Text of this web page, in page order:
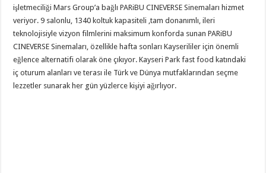
işletmeciliği Mars Group’a bağlı PARiBU CINEVERSE Sinemaları hizmet
veriyor. 9 salonlu, 1340 koltuk kapasiteli ,tam donanımlı, ileri
teknolojisiyle vizyon filmlerini maksimum konforda sunan PARiBU
CINEVERSE Sinemaları, özellikle hafta sonları Kayserililer için önemli
eğlence alternatifi olarak öne çıkıyor. Kayseri Park fast food katındaki
iç oturum alanları ve terası ile Türk ve Dünya mutfaklarından seçme
lezzetler sunarak her gün yüzlerce kişiyi ağırlıyor.